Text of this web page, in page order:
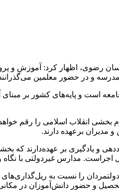
رضوی، اظهار کرد: آموزش و
و در حضور معلمین
جامعه است و پایه‌های کشور بر
بخشی انقلاب اسلامی را رقم
برعهده دارند.
و یادگیری بر عهده‌دارند که
مدارس غیردولتی با
را نسبت به
و حضور دانش‌آموزان در مکانی